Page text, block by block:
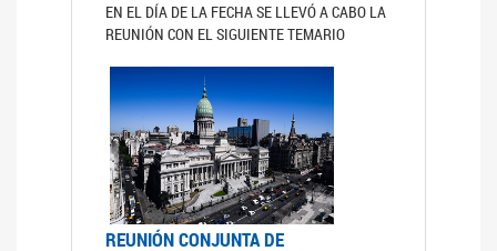
EN EL DÍA DE LA FECHA SE LLEVÓ A CABO LA
REUNIÓN CON EL SIGUIENTE TEMARIO
REUNIÓN CONJUNTA DE